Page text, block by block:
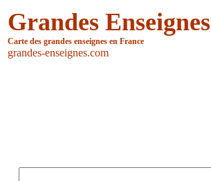
Grandes Enseignes
Carte des grandes enseignes en France
grandes-enseignes.com